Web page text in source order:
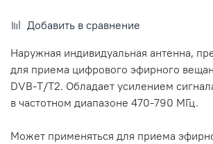
Добавить в сравнение
Наружная индивидуальная антенна,
для приема цифрового эфирного
DVB-T/T2. Обладает усилением
в частотном диапазоне 470-790 МГц.
Может применяться для приема